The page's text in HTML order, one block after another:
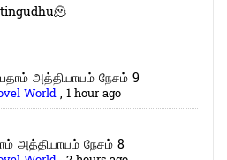
அத்தியாயம் நேசம் 9
World, 1 hour ago
அத்தியாயம் நேசம் 8